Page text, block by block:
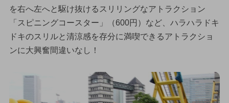
を右へ左へと駆け抜けるスリリングなアトラクション
「スピニングコースター」（600円）など、ハラハラドキ
ドキのスリルと清涼感を存分に満喫できるアトラクショ
ンに大興奮間違いなし！